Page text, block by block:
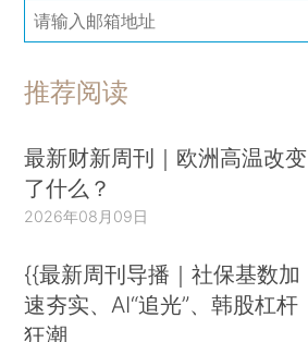
推荐阅读
最新财新周刊｜欧洲高温改变
了什么？
2026年08月09日
{{最新周刊导播｜社保基数加
速夯实、AI“追光”、韩股杠杆
狂潮